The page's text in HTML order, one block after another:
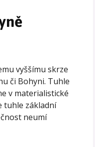
vyššímu skrze
či Bohyni. Tuhle
v materialistické
tuhle základní
neumí